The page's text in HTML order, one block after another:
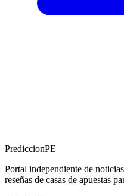
PrediccionPE
Portal independiente de
reseñas de casas de apuestas